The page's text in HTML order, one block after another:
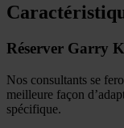
Réserver Garry
Nos consultants se
meilleure façon
spécifique.